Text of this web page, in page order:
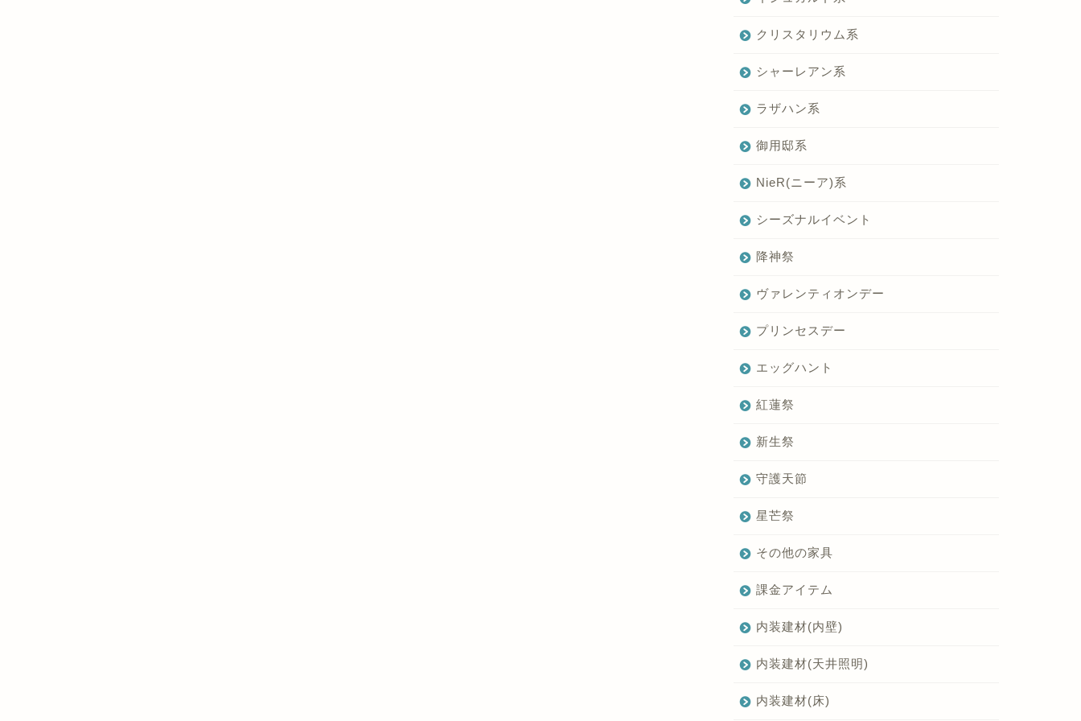
クリスタリウム系
シャーレアン系
ラザハン系
御用邸系
NieR(ニーア)系
シーズナルイベント
降神祭
ヴァレンティオンデー
プリンセスデー
エッグハント
紅蓮祭
新生祭
守護天節
星芒祭
その他の家具
課金アイテム
内装建材(内壁)
内装建材(天井照明)
内装建材(床)